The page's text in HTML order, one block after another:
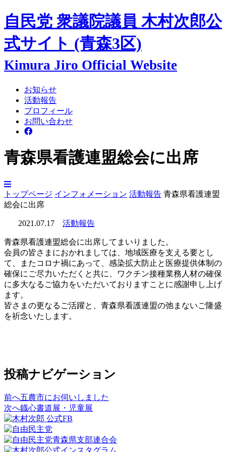
自民党 衆議院議員 木村次郎公
式サイト (青森3区)
Kimura Jiro Official Website
お知らせ
活動報告
プロフィール
お問い合わせ
青森県看護連盟総会に出席
トップページ インフォメーション 活動報告 青森県看護連盟
総会に出席
2021.07.17 活動報告
青森県看護連盟総会に出席してまいりました。
会員の皆さまにおかれましては、地域医療を支える要とし
て、またコロナ禍にあって、感染拡大防止と医療提供体制の
確保にご尽力いただくと共に、ワクチン接種業務人材の確保
に多大なるご協力をいただいておりますことに感謝申し上げ
ます。
皆さまの更なるご活躍と、青森県看護連盟の弛まないご隆盛
を祈念いたします。
投稿ナビゲーション
前へ五農市にお伺いしました
次へ鐡心書道展・児童展